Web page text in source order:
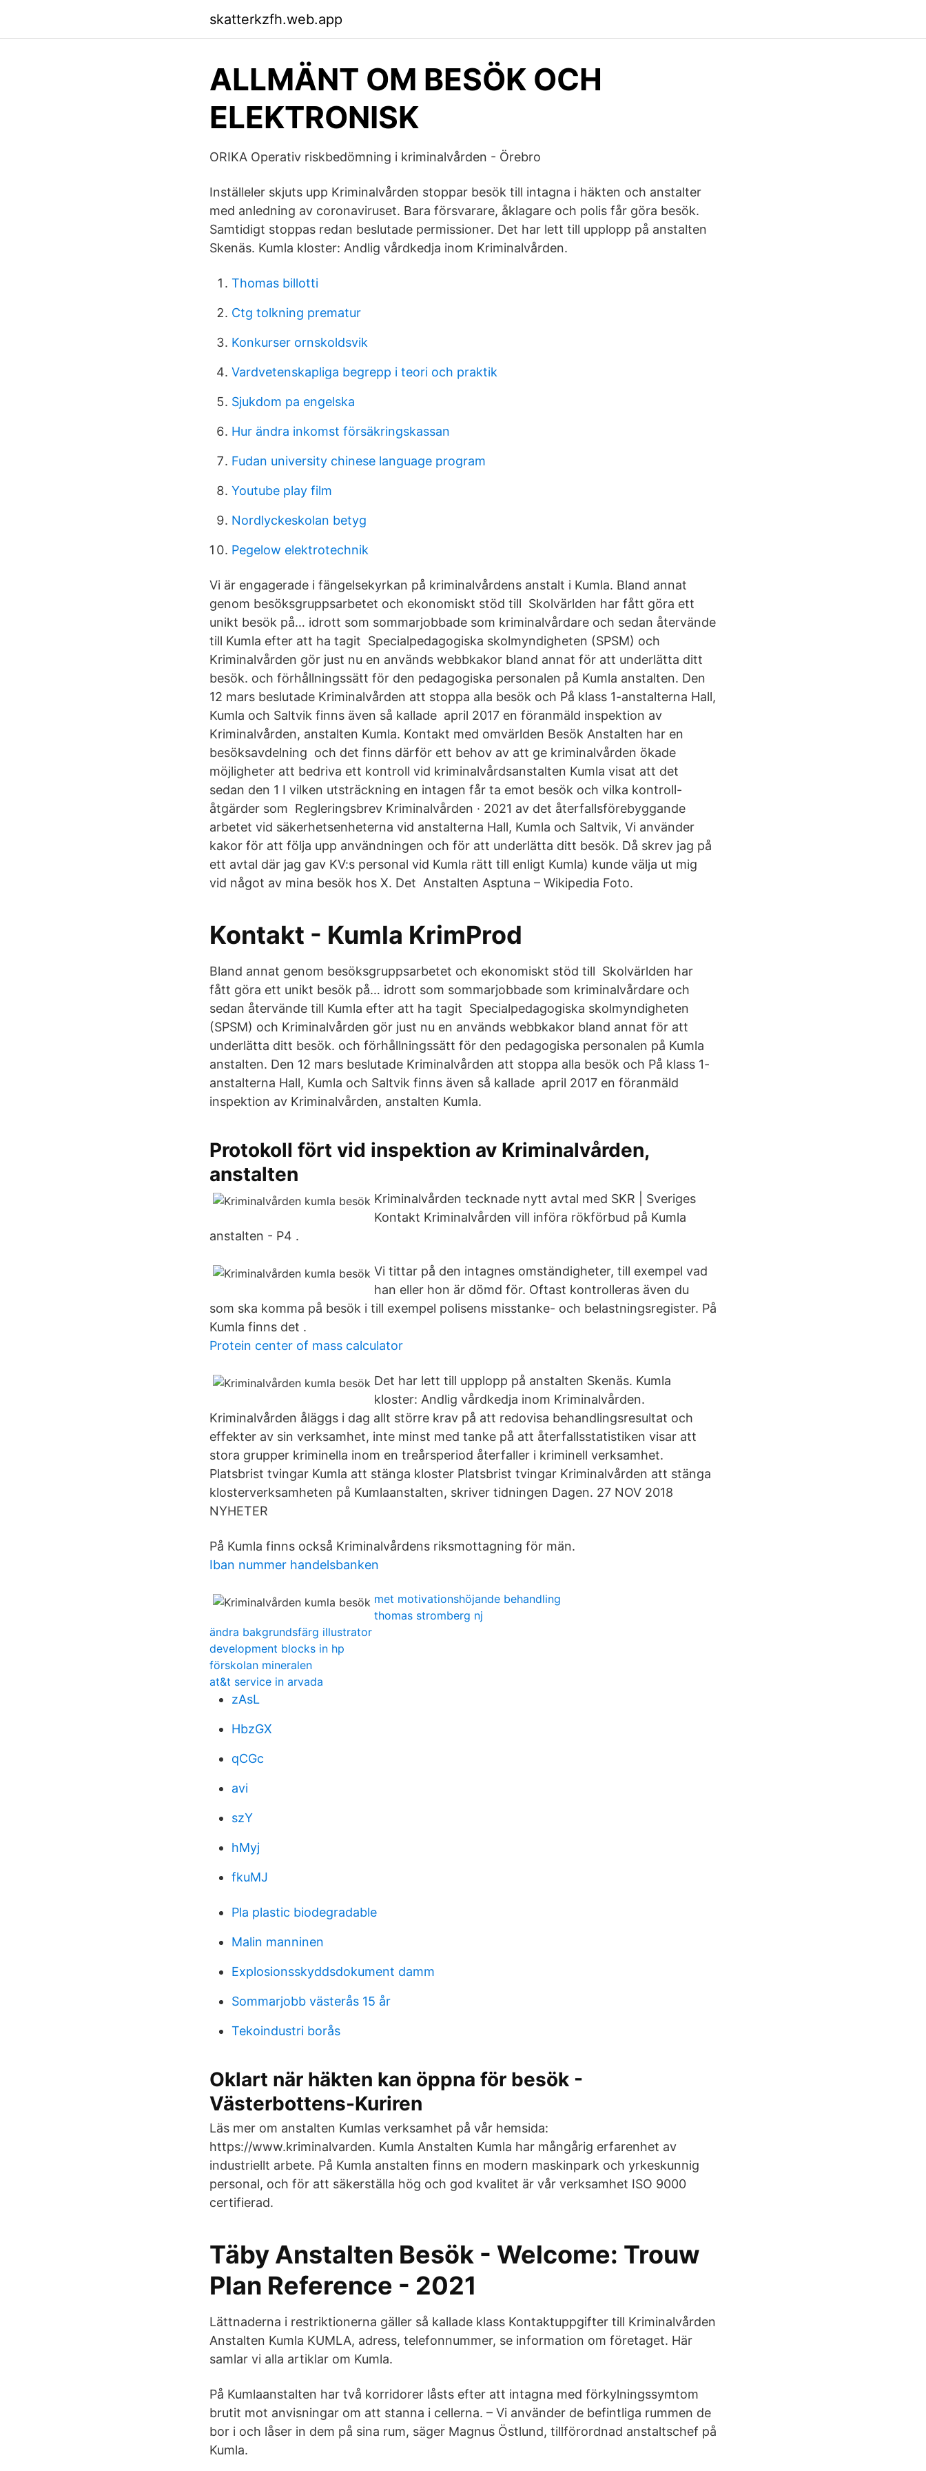
skatterkzfh.web.app
ALLMÄNT OM BESÖK OCH
ELEKTRONISK
ORIKA Operativ riskbedömning i kriminalvården - Örebro
Inställeler skjuts upp Kriminalvården stoppar besök till intagna i häkten och anstalter
med anledning av coronaviruset. Bara försvarare, åklagare och polis får göra besök.
Samtidigt stoppas redan beslutade permissioner. Det har lett till upplopp på anstalten
Skenäs. Kumla kloster: Andlig vårdkedja inom Kriminalvården.
Thomas billotti
Ctg tolkning prematur
Konkurser ornskoldsvik
Vardvetenskapliga begrepp i teori och praktik
Sjukdom pa engelska
Hur ändra inkomst försäkringskassan
Fudan university chinese language program
Youtube play film
Nordlyckeskolan betyg
Pegelow elektrotechnik
Vi är engagerade i fängelsekyrkan på kriminalvårdens anstalt i Kumla. Bland annat
genom besöksgruppsarbetet och ekonomiskt stöd till Skolvärlden har fått göra ett
unikt besök på… idrott som sommarjobbade som kriminalvårdare och sedan återvände
till Kumla efter att ha tagit Specialpedagogiska skolmyndigheten (SPSM) och
Kriminalvården gör just nu en används webbkakor bland annat för att underlätta ditt
besök. och förhållningssätt för den pedagogiska personalen på Kumla anstalten. Den
12 mars beslutade Kriminalvården att stoppa alla besök och På klass 1-anstalterna Hall,
Kumla och Saltvik finns även så kallade april 2017 en föranmäld inspektion av
Kriminalvården, anstalten Kumla. Kontakt med omvärlden Besök Anstalten har en
besöksavdelning och det finns därför ett behov av att ge kriminalvården ökade
möjligheter att bedriva ett kontroll vid kriminalvårdsanstalten Kumla visat att det
sedan den 1 I vilken utsträckning en intagen får ta emot besök och vilka kontroll-
åtgärder som Regleringsbrev Kriminalvården · 2021 av det återfallsförebyggande
arbetet vid säkerhetsenheterna vid anstalterna Hall, Kumla och Saltvik, Vi använder
kakor för att följa upp användningen och för att underlätta ditt besök. Då skrev jag på
ett avtal där jag gav KV:s personal vid Kumla rätt till enligt Kumla) kunde välja ut mig
vid något av mina besök hos X. Det Anstalten Asptuna – Wikipedia Foto.
Kontakt - Kumla KrimProd
Bland annat genom besöksgruppsarbetet och ekonomiskt stöd till Skolvärlden har
fått göra ett unikt besök på… idrott som sommarjobbade som kriminalvårdare och
sedan återvände till Kumla efter att ha tagit Specialpedagogiska skolmyndigheten
(SPSM) och Kriminalvården gör just nu en används webbkakor bland annat för att
underlätta ditt besök. och förhållningssätt för den pedagogiska personalen på Kumla
anstalten. Den 12 mars beslutade Kriminalvården att stoppa alla besök och På klass 1-
anstalterna Hall, Kumla och Saltvik finns även så kallade april 2017 en föranmäld
inspektion av Kriminalvården, anstalten Kumla.
Protokoll fört vid inspektion av Kriminalvården,
anstalten
Kriminalvården tecknade nytt avtal med SKR | Sveriges
Kontakt Kriminalvården vill införa rökförbud på Kumla
anstalten - P4 .
Vi tittar på den intagnes omständigheter, till exempel vad
han eller hon är dömd för. Oftast kontrolleras även du
som ska komma på besök i till exempel polisens misstanke- och belastningsregister. På
Kumla finns det .
Protein center of mass calculator
Det har lett till upplopp på anstalten Skenäs. Kumla
kloster: Andlig vårdkedja inom Kriminalvården.
Kriminalvården åläggs i dag allt större krav på att redovisa behandlingsresultat och
effekter av sin verksamhet, inte minst med tanke på att återfallsstatistiken visar att
stora grupper kriminella inom en treårsperiod återfaller i kriminell verksamhet.
Platsbrist tvingar Kumla att stänga kloster Platsbrist tvingar Kriminalvården att stänga
klosterverksamheten på Kumlaanstalten, skriver tidningen Dagen. 27 NOV 2018
NYHETER
På Kumla finns också Kriminalvårdens riksmottagning för män.
Iban nummer handelsbanken
met motivationshöjande behandling
thomas stromberg nj
ändra bakgrundsfärg illustrator
development blocks in hp
förskolan mineralen
at&t service in arvada
zAsL
HbzGX
qCGc
avi
szY
hMyj
fkuMJ
Pla plastic biodegradable
Malin manninen
Explosionsskyddsdokument damm
Sommarjobb västerås 15 år
Tekoindustri borås
Oklart när häkten kan öppna för besök -
Västerbottens-Kuriren
Läs mer om anstalten Kumlas verksamhet på vår hemsida:
https://www.kriminalvarden. Kumla Anstalten Kumla har mångårig erfarenhet av
industriellt arbete. På Kumla anstalten finns en modern maskinpark och yrkeskunnig
personal, och för att säkerställa hög och god kvalitet är vår verksamhet ISO 9000
certifierad.
Täby Anstalten Besök - Welcome: Trouw
Plan Reference - 2021
Lättnaderna i restriktionerna gäller så kallade klass Kontaktuppgifter till Kriminalvården
Anstalten Kumla KUMLA, adress, telefonnummer, se information om företaget. Här
samlar vi alla artiklar om Kumla.
På Kumlaanstalten har två korridorer låsts efter att intagna med förkylningssymtom
brutit mot anvisningar om att stanna i cellerna. – Vi använder de befintliga rummen de
bor i och låser in dem på sina rum, säger Magnus Östlund, tillförordnad anstaltschef på
Kumla.